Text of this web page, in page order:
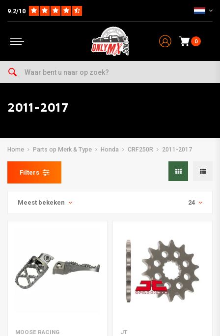
9.2/10
0
2011-2017
Home Parts op Merk & Type Honda CRF250R 2011-2017
Filters
Meest bekeken 24
MOOSE RACING JT